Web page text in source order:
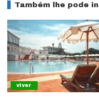
Também lhe pode
viver